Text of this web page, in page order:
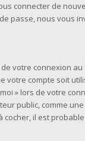
connecter de
passe, nous vous
votre connexion
compte soit
» lors de votre
public, comme
cocher, il est